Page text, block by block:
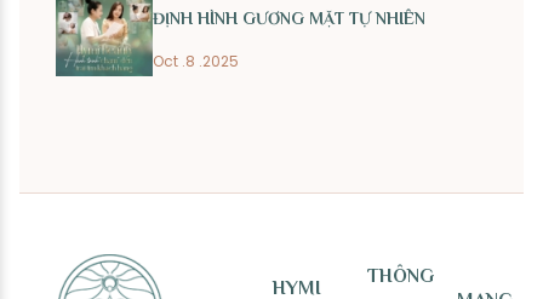
ĐỊNH HÌNH GƯƠNG MẶT TỰ NHIÊN
Oct .8 .2025
HYMI
THÔNG